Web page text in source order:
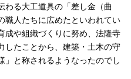
わる大工道具の「差し金（曲
職人たちに広めたといわれてい
成や組織づくりに努め、法隆寺
したことから、建築・土木の守
」と称されるようなったのでし